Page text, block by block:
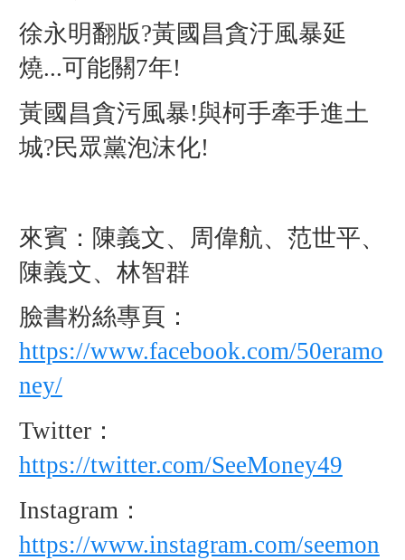
徐永明翻版?黃國昌貪汙風暴延
燒...可能關7年!
黃國昌貪污風暴!與柯手牽手進土
城?民眾黨泡沫化!
來賓：陳義文、周偉航、范世平、
陳義文、林智群
臉書粉絲專頁：
https://www.facebook.com/50eramo
ney/
Twitter：
https://twitter.com/SeeMoney49
Instagram：
https://www.instagram.com/seemon